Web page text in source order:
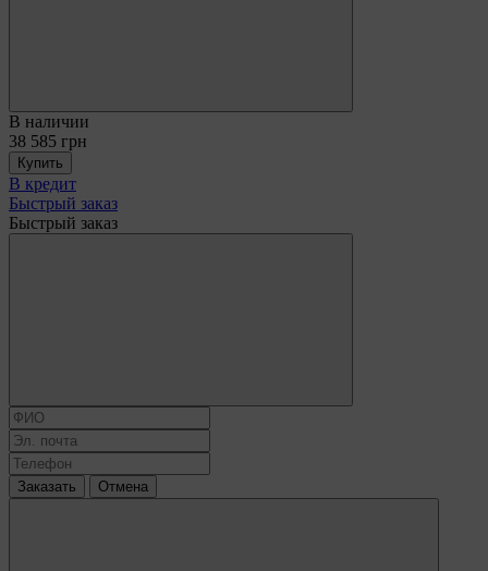
В наличии
38 585 грн
Купить
В кредит
Быстрый заказ
Быстрый заказ
Заказать Отмена